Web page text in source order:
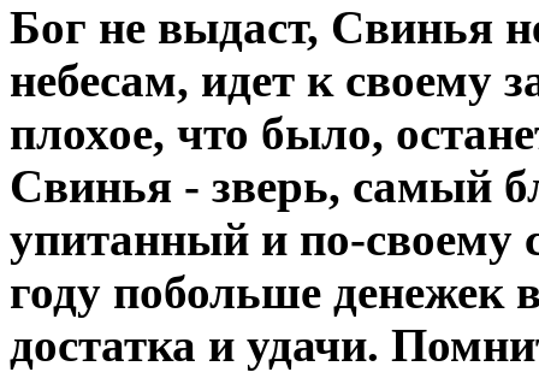
Бог не выдаст, Свинья
небесам, идет к своему
плохое, что было,
Свинья - зверь, самый
упитанный и по-
году побольше денежек
достатка и удачи.